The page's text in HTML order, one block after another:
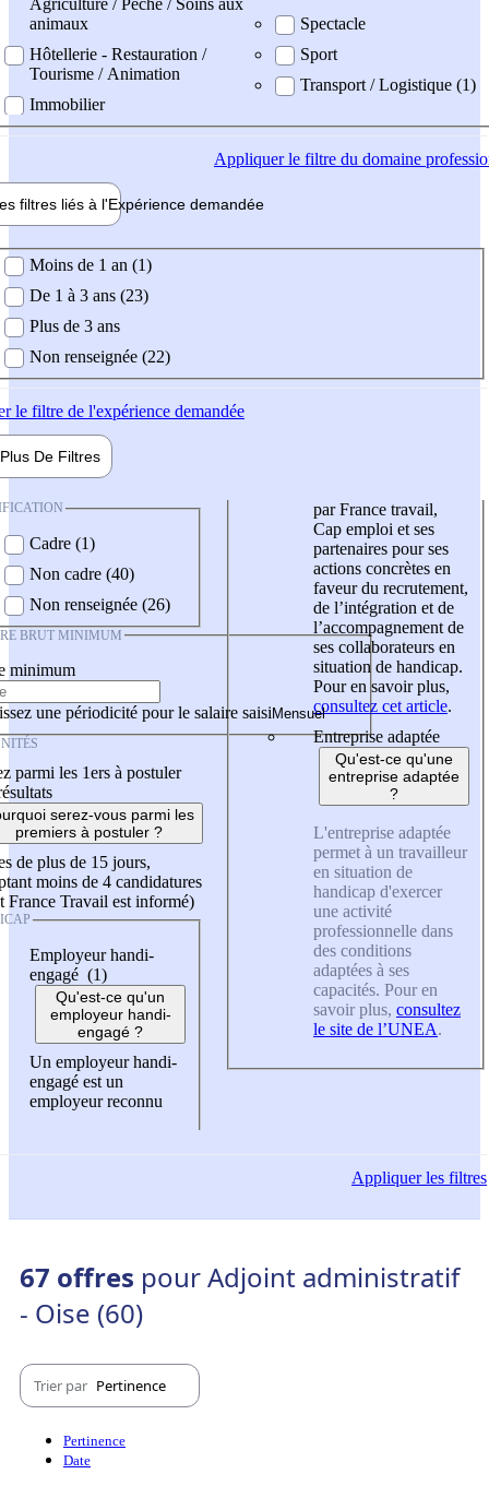
animaux
Hôtellerie - Restauration /
Tourisme / Animation
Immobilier
Spectacle
Sport
Transport / Logistique (1)
Appliquerle filtre du domaine
filtres liés à l'Expérience demandée
demandée
Moins de 1 an (1)
De 1 à 3 ans (23)
Plus de 3 ans
Non renseignée (22)
le filtre de l'expérience demandée
Plus De Filtres
Cadre (1)
Non cadre (40)
Non renseignée (26)
BRUT MINIMUM
minimum
une périodicité pour le salaire saisi
parmi les 1ers à postuler
serez-vous parmi les
premiers à postuler ?
de plus de 15 jours,
moins de 4 candidatures
France Travail est informé)
Employeur handi-
engagé (1)
Qu'est-ce qu'un
employeur handi-
engagé ?
Un employeur handi-
engagé est un
employeur reconnu
par France travail,
Cap emploi et ses
partenaires pour ses
actions concrètes en
faveur du recrutement,
de l’intégration et de
l’accompagnement de
ses collaborateurs en
situation de handicap.
Pour en savoir plus,
consultez cet article.
Entreprise adaptée
Qu'est-ce qu'une
entreprise adaptée
?
L'entreprise adaptée
permet à un travailleur
en situation de
handicap d'exercer
une activité
professionnelle dans
des conditions
adaptées à ses
capacités. Pour en
savoir plus, consultez
le site de l’UNEA.
Appliquerles filtres
67 offres pour Adjoint administratif
- Oise (60)
Trier par Pertinence
Pertinence
Date